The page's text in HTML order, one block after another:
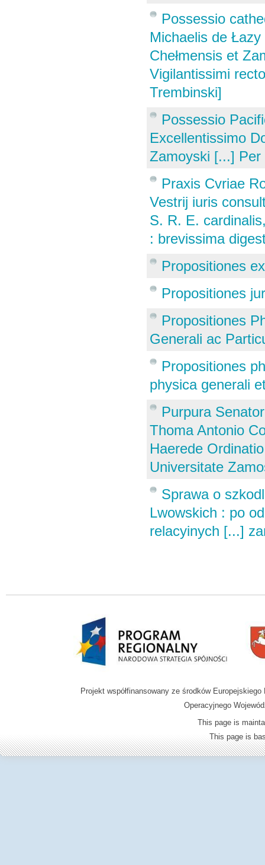
Possessio
Michaelis de
Chełmensis et
Vigilantissimi
Trembinski]
Possessio
Excellentissimo
Zamoyski [...]
Praxis Cvriae
Vestrij iuris
S. R. E.
: brevissima
Propositiones
Propositiones
Propositiones
Generali ac
Propositiones
physica generali
Purpura
Thoma Antonio
Haerede
Universitate
Sprawa o
Lwowskich : po
relacyinych [...]
Projekt współfinansowany ze środków
Operacyjnego
This page is
This page is